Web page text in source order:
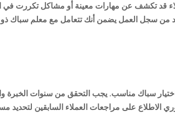
قد تكشف عن مهارات معينة أو مشاكل تكررت في
من سجل العمل يضمن أنك تتعامل مع معلم سباك ذو
سباك مناسب. يجب التحقق من سنوات الخبرة
على مراجعات العملاء السابقين لتحديد